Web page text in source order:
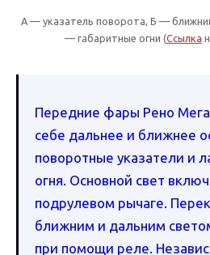
A — указатель поворота, Б —
— габаритные огни (Ссылка
Передние фары Рено
себе дальнее и ближнее
поворотные указатели и
огня. Основной свет
подрулевом рычаге.
ближним и дальним
при помощи реле.